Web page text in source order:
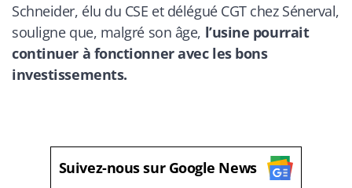
Schneider, élu du CSE et délégué CGT chez Sénerval,
souligne que, malgré son âge, l’usine pourrait
continuer à fonctionner avec les bons
investissements.
Suivez-nous sur Google News